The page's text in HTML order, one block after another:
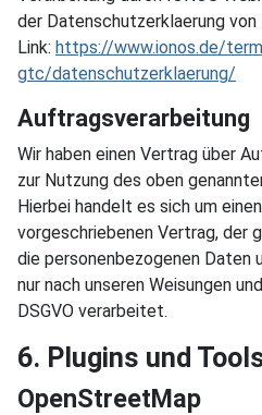
der Datenschutzerklaerung
Link: https://www.ionos.de/
gtc/datenschutzerklaerung/
Auftragsverarbeitung
Wir haben einen Vertrag über
zur Nutzung des oben
Hierbei handelt es sich um
vorgeschriebenen Vertrag, der
die personenbezogenen Daten
nur nach unseren Weisungen
DSGVO verarbeitet.
6. Plugins und
OpenStreetMap